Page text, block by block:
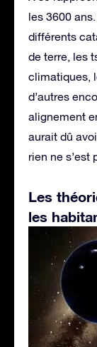
les 3600
différents
de terre, les
climatiques,
d’autres
alignement
aurait dû
rien ne s’est
Les
les